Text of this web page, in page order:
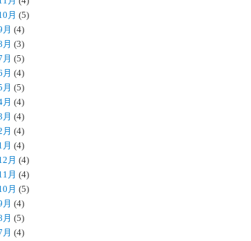
月 (5)
(4)
(3)
(5)
(4)
(5)
(4)
(4)
(4)
(4)
月 (4)
月 (4)
月 (5)
(4)
(5)
(4)